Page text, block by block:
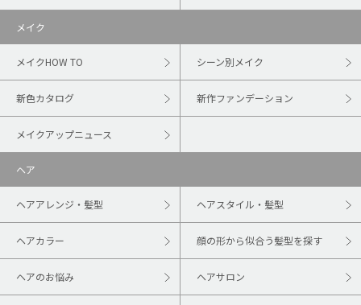
メイク
メイクHOW TO シーン別メイク
新色カタログ 新作ファンデーション
メイクアップニュース
ヘア
ヘアアレンジ・髪型 ヘアスタイル・髪型
ヘアカラー 顔の形から似合う髪型を探す
ヘアのお悩み ヘアサロン